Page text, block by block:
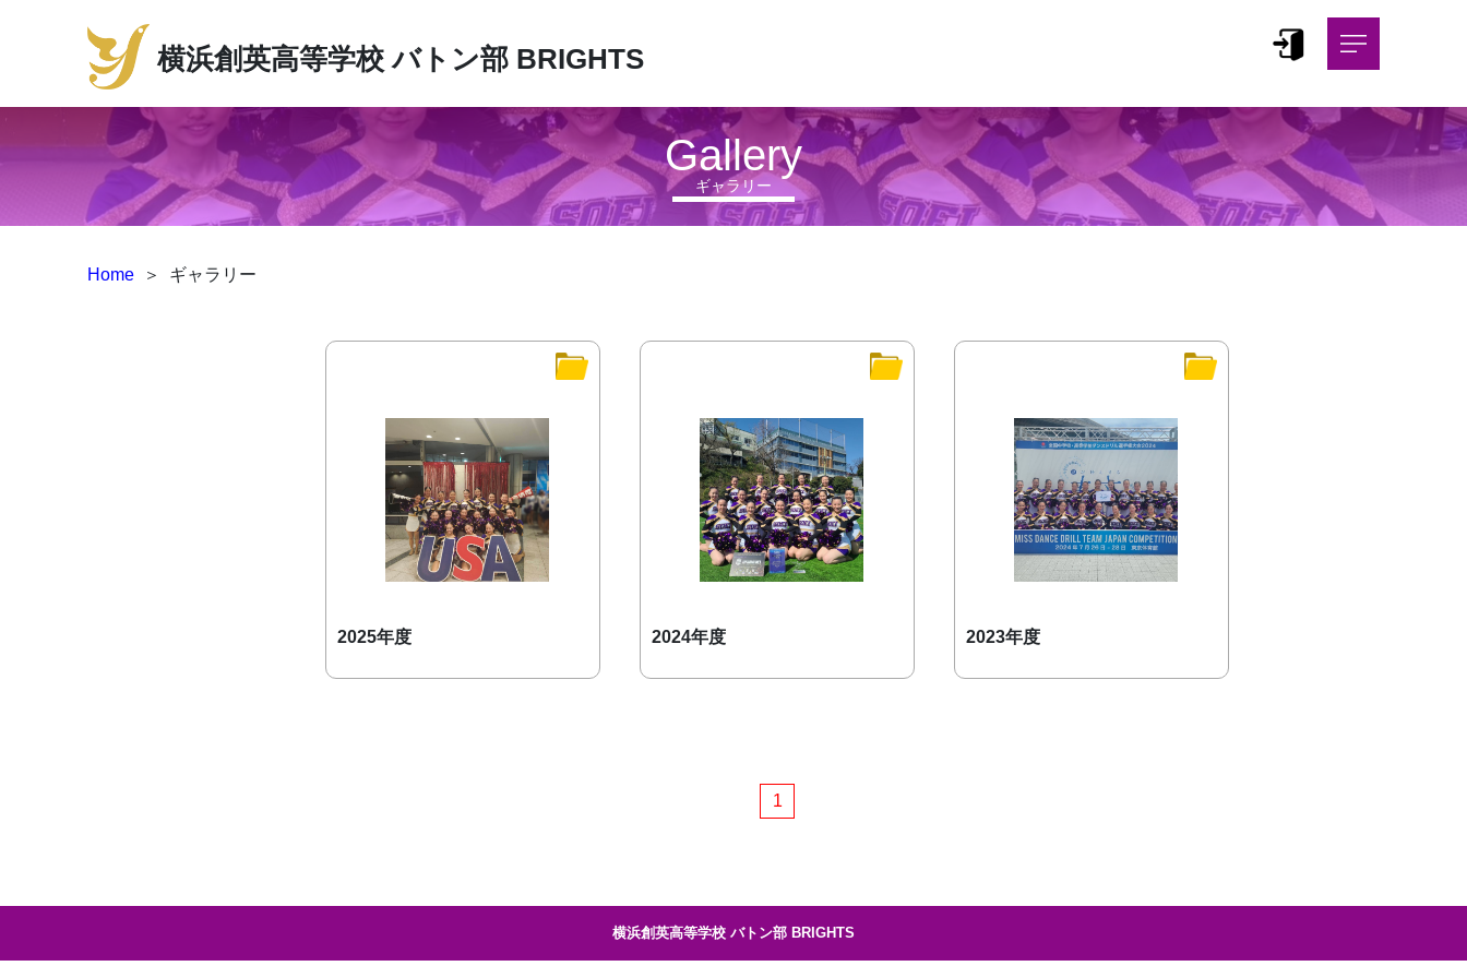
横浜創英高等学校 バトン部 BRIGHTS
ギャラリー
Gallery
Home ＞ ギャラリー
2025年度 2024年度 2023年度
1
横浜創英高等学校 バトン部 BRIGHTS